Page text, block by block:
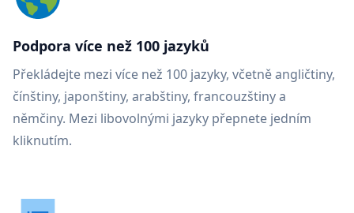
Podpora více než 100 jazyků
Překládejte mezi více než 100 jazyky, včetně angličtiny,
čínštiny, japonštiny, arabštiny, francouzštiny a
němčiny. Mezi libovolnými jazyky přepnete jedním
kliknutím.